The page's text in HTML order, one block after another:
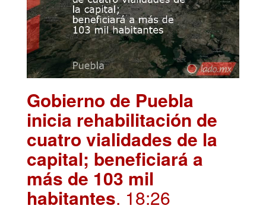
Gobierno de Puebla
inicia rehabilitación de
cuatro vialidades de la
capital; beneficiará a
más de 103 mil
habitantes. 18:26